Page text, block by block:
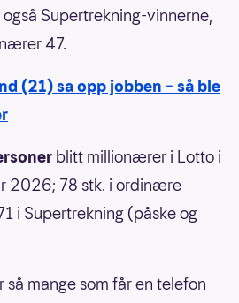
Supertrekning-vinnerne,
47.
(21) sa opp jobben – så ble
blitt millionærer i Lotto i
2026; 78 stk. i ordinære
i Supertrekning (påske og
så mange som får en telefon